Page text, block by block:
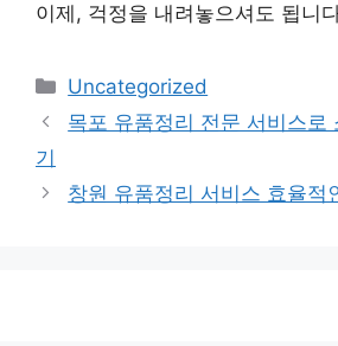
이제, 걱정을 내려놓으셔도 됩니
카
테
Uncategorized
목포 유품정리 전문 서비스로
기
창원 유품정리 서비스 효율적